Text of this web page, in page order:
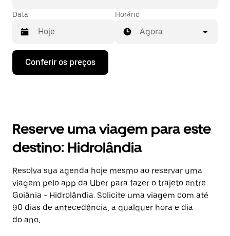
Data
Pressione
seta
o
e
uma
data.
Pressione
a
tecla
“ESC”
para
Horário
Agora
Conferir os preços
Reserve uma viagem para este
destino: Hidrolândia
Resolva sua agenda hoje mesmo ao reservar uma
viagem pelo app da Uber para fazer o trajeto entre
Goiânia - Hidrolândia. Solicite uma viagem com até
90 dias de antecedência, a qualquer hora e dia
do ano.